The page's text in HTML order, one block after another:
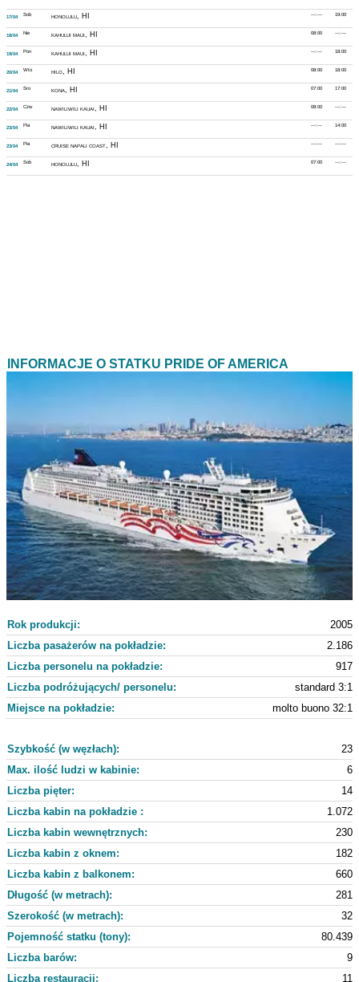
19:00
---:---
17/04 Sob HONOLULU, HI
---:---
08:00
18/04 Nie KAHULUI MAUI , HI
18:00
---:---
19/04 Pon KAHULUI MAUI , HI
18:00
08:00
20/04 Wto HILO, HI
17:00
07:00
21/04 Sro KONA, HI
---:---
08:00
22/04 Czw NAWILIWILI KAUAI , HI
14:00
---:---
23/04 Pia NAWILIWILI KAUAI , HI
---:---
---:---
23/04 Pia CRUISE NAPALI COAST, HI
---:---
07:00
24/04 Sob HONOLULU, HI
INFORMACJE O STATKU PRIDE OF AMERICA
Rok produkcji:
2005
Liczba pasażerów na pokładzie:
2.186
Liczba personelu na pokładzie:
917
Liczba podróżujących/ personelu:
standard 3:1
Miejsce na pokładzie:
molto buono 32:1
23
Szybkość (w węzłach):
6
Max. ilość ludzi w kabinie:
Liczba pięter:
14
Liczba kabin na pokładzie :
1.072
Liczba kabin wewnętrznych:
230
Liczba kabin z oknem:
182
Liczba kabin z balkonem:
660
Długość (w metrach):
281
Szerokość (w metrach):
32
Pojemność statku (tony):
80.439
Liczba barów:
9
Liczba restauracji:
11